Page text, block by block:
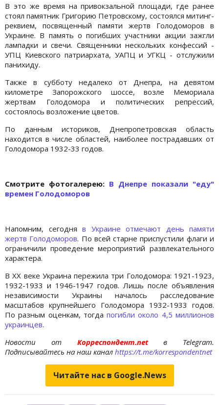
В это же время на привокзальной площади, где ранее
стоял памятник Григорию Петровскому, состоялся митинг-
реквием, посвященный памяти жертв Голодоморов в
Украине. В память о погибших участники акции зажгли
лампадки и свечи. Священники нескольких конфессий -
УПЦ Киевского патриархата, УАПЦ и УГКЦ - отслужили
панихиду.
Также в субботу недалеко от Днепра, на девятом
километре Запорожского шоссе, возле Мемориала
жертвам Голодомора и политических репрессий,
состоялось возложение цветов.
По данным историков, Днепропетровская область
находится в числе областей, наиболее пострадавших от
Голодомора 1932-33 годов.
Cмотрите фотогалерею: В Днепре показали "еду"
времен Голодоморов
Напомним, сегодня в Украине отмечают день памяти
жертв Голодоморов. По всей старне приспустили флаги и
ограничили проведение мероприятий развлекательного
характера.
В ХХ веке Украина пережила три Голодомора: 1921-1923,
1932-1933 и 1946-1947 годов. Лишь после объявления
независимости Украины началось расследование
масштабов крупнейшего Голодомора 1932-1933 годов.
По разным оценкам, тогдапогибли около 4,5 миллионов
украинцев.
Новости отКорреспондент.netв Telegram.
Подписывайтесь на наш канал https://t.me/korrespondentnet
Читайте нас в Google.News